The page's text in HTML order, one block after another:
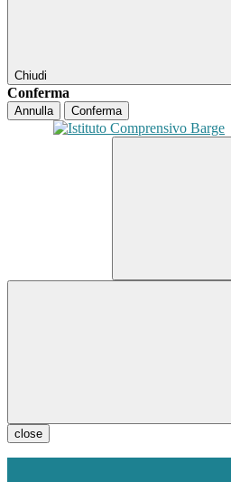
Chiudi
Conferma
Annulla Conferma
close